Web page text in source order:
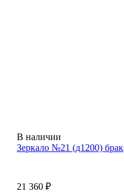
В наличии
Зеркало №21 (д1200) брак
21 360 ₽